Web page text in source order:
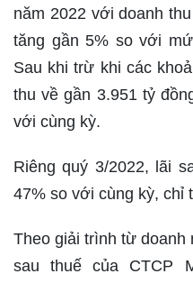
năm 2022 với doanh
tăng gần 5% so với
Sau khi trừ khi các
thu về gần 3.951 tỷ
với cùng kỳ.
Riêng quý 3/2022, lãi
47% so với cùng kỳ, chỉ
Theo giải trình từ doanh
sau thuế của CTCP